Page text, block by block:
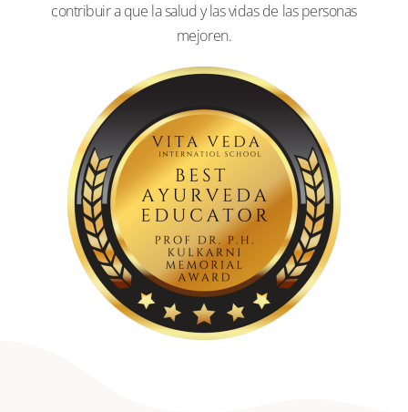
contribuir a que la salud y las vidas de las personas
mejoren.